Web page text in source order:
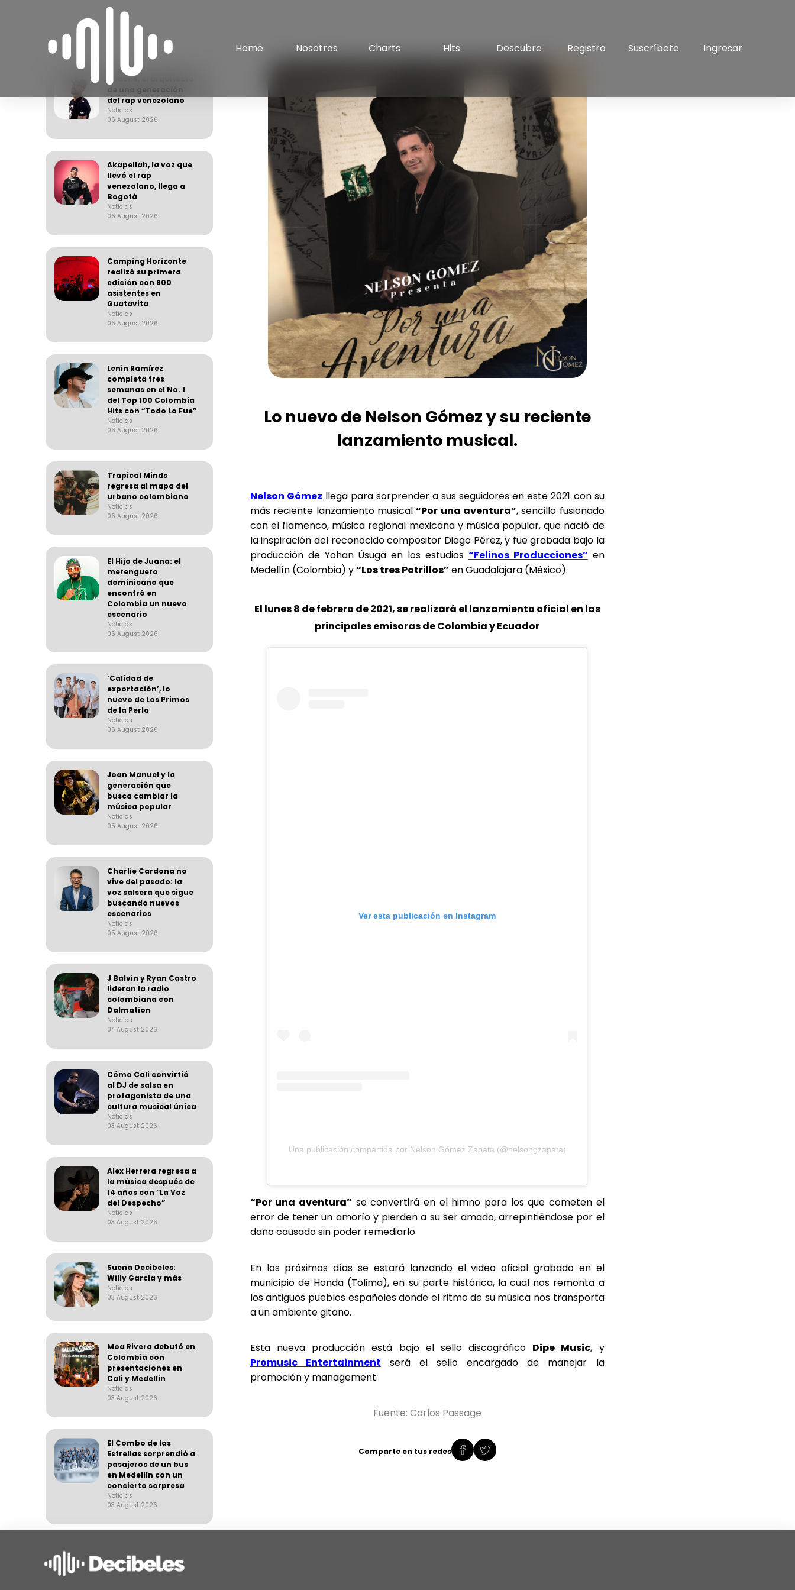
Home Nosotros Charts Hits Descubre Registro Suscríbete Ingresar
Apache, el arquitecto
de una generación
del rap venezolano
Noticias
06 August 2026
Akapellah, la voz que
llevó el rap
venezolano, llega a
Bogotá
Noticias
06 August 2026
Camping Horizonte
realizó su primera
edición con 800
asistentes en
Guatavita
Noticias
06 August 2026
Lenin Ramírez
completa tres
semanas en el No. 1
del Top 100 Colombia
Hits con “Todo Lo Fue”
Noticias
06 August 2026
Trapical Minds
regresa al mapa del
urbano colombiano
Noticias
06 August 2026
El Hijo de Juana: el
merenguero
dominicano que
encontró en
Colombia un nuevo
escenario
Noticias
06 August 2026
‘Calidad de
exportación’, lo
nuevo de Los Primos
de la Perla
Noticias
06 August 2026
Joan Manuel y la
generación que
busca cambiar la
música popular
Noticias
05 August 2026
Charlie Cardona no
vive del pasado: la
voz salsera que sigue
buscando nuevos
escenarios
Noticias
05 August 2026
J Balvin y Ryan Castro
lideran la radio
colombiana con
Dalmation
Noticias
04 August 2026
Cómo Cali convirtió
al DJ de salsa en
protagonista de una
cultura musical única
Noticias
03 August 2026
Alex Herrera regresa a
la música después de
14 años con “La Voz
del Despecho”
Noticias
03 August 2026
Suena Decibeles:
Willy García y más
Noticias
03 August 2026
Moa Rivera debutó en
Colombia con
presentaciones en
Cali y Medellín
Noticias
03 August 2026
El Combo de las
Estrellas sorprendió a
pasajeros de un bus
en Medellín con un
concierto sorpresa
Noticias
03 August 2026
Lo nuevo de Nelson Gómez y su reciente
lanzamiento musical.
Nelson Gómez llega para sorprender a sus seguidores en este 2021 con su
más reciente lanzamiento musical“Por una aventura”, sencillo fusionado
con el flamenco, música regional mexicana y música popular, que nació de
la inspiración del reconocido compositor Diego Pérez, y fue grabada bajo la
producción de Yohan Úsuga en los estudios “Felinos Producciones” en
Medellín (Colombia) y“Los tres Potrillos” en Guadalajara (México).
El lunes 8 de febrero de 2021, se realizará el lanzamiento oficial en las
principales emisoras de Colombia y Ecuador
Ver esta publicación en Instagram
Una publicación compartida por Nelson Gómez Zapata (@nelsongzapata)
“Por una aventura” se convertirá en el himno para los que cometen el
error de tener un amorío y pierden a su ser amado, arrepintiéndose por el
daño causado sin poder remediarlo
En los próximos días se estará lanzando el video oficial grabado en el
municipio de Honda (Tolima), en su parte histórica, la cual nos remonta a
los antiguos pueblos españoles donde el ritmo de su música nos transporta
a un ambiente gitano.
Esta nueva producción está bajo el sello discográfico Dipe Music, y
Promusic Entertainment será el sello encargado de manejar la
promoción y management.
Fuente: Carlos Passage
Comparte en tus redes